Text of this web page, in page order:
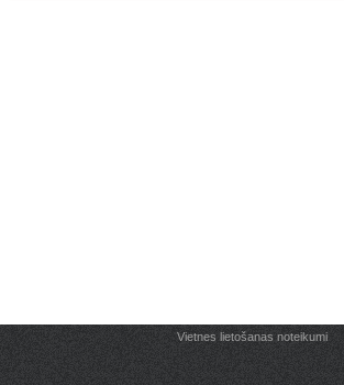
Vietnes lietošanas noteikumi